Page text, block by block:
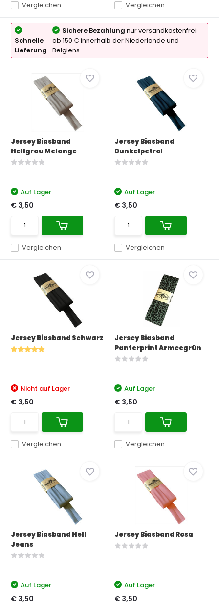
Vergleichen Vergleichen
Schnelle
Lieferung
Sichere Bezahlung nur versandkostenfrei
ab 150 € innerhalb der Niederlande und
Belgiens
Jersey Biasband
Hellgrau Melange
Vergleichen
Auf Lager
€ 3,50
Jersey Biasband
Dunkelpetrol
Vergleichen
Auf Lager
€ 3,50
Jersey Biasband Schwarz
Vergleichen
Nicht auf Lager
€ 3,50
Jersey Biasband
Panterprint Armeegrün
Vergleichen
Auf Lager
€ 3,50
Jersey Biasband Hell
Jeans
Auf Lager
€ 3,50
Jersey Biasband Rosa
Auf Lager
€ 3,50